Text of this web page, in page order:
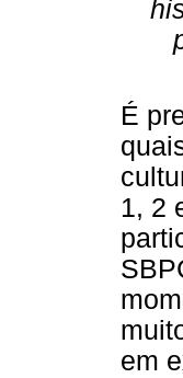
É
1, 2
em